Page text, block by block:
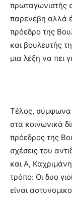
πρωταγωνιστής
παρενέβη αλλά
πρόεδρο της
και βουλευτής
μια λέξη να πει
Τέλος, σύμφωνα
στα κοινωνικά
πρόεδρος της
σχέσεις του
και Α,
τρόπο: Οι δυο
είναι